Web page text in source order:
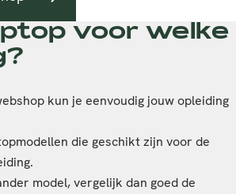
voor welke
kun je eenvoudig jouw opleiding
die geschikt zijn voor de
model, vergelijk dan goed de